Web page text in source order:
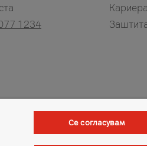
1234
Кариера
Се согласувам